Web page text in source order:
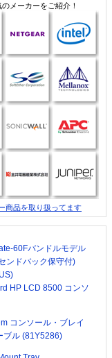
メーカーをご紹介！
商品を取り扱ってます
60Fバンドルモデル
ンドバック保守付)
HP LCD 8500 コンソ
コンソール・ブレイ
ブル (81Y5286)